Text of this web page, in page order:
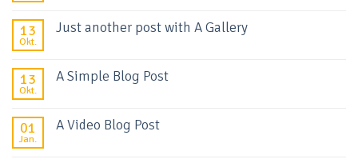
13
Okt.
Just another post with A Gallery
13
Okt.
A Simple Blog Post
01
Jan.
A Video Blog Post